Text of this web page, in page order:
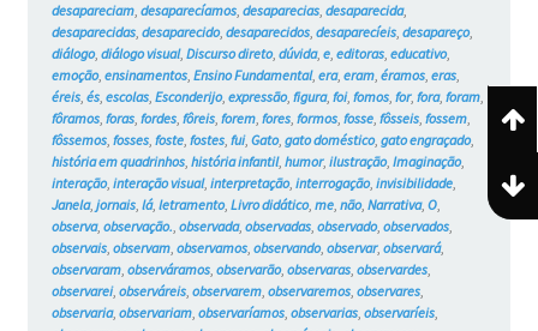
desapareciam, desaparecíamos, desaparecias, desaparecida,
desaparecidas, desaparecido, desaparecidos, desaparecíeis, desapareço,
diálogo, diálogo visual, Discurso direto, dúvida, e, editoras, educativo,
emoção, ensinamentos, Ensino Fundamental, era, eram, éramos, eras,
éreis, és, escolas, Esconderijo, expressão, figura, foi, fomos, for, fora, foram,
fôramos, foras, fordes, fôreis, forem, fores, formos, fosse, fôsseis, fossem,
fôssemos, fosses, foste, fostes, fui, Gato, gato doméstico, gato engraçado,
história em quadrinhos, história infantil, humor, ilustração, Imaginação,
interação, interação visual, interpretação, interrogação, invisibilidade,
Janela, jornais, lá, letramento, Livro didático, me, não, Narrativa, O,
observa, observação., observada, observadas, observado, observados,
observais, observam, observamos, observando, observar, observará,
observaram, observáramos, observarão, observaras, observardes,
observarei, observáreis, observarem, observaremos, observares,
observaria, observariam, observaríamos, observarias, observaríeis,